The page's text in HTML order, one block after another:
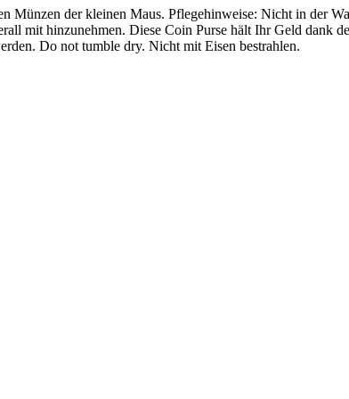
Münzen der kleinen Maus. Pflegehinweise: Nicht in der
mit hinzunehmen. Diese Coin Purse hält Ihr Geld dank
Do not tumble dry. Nicht mit Eisen bestrahlen.